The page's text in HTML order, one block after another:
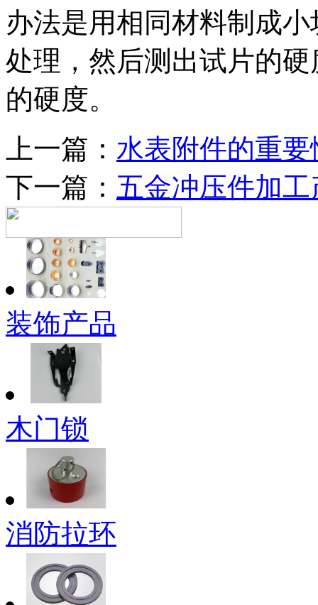
办法是用相同材料制成
处理，然后测出试片的
的硬度。
上一篇： 水表附件的重要
下一篇： 五金冲压件加
装饰产品
木门锁
消防拉环